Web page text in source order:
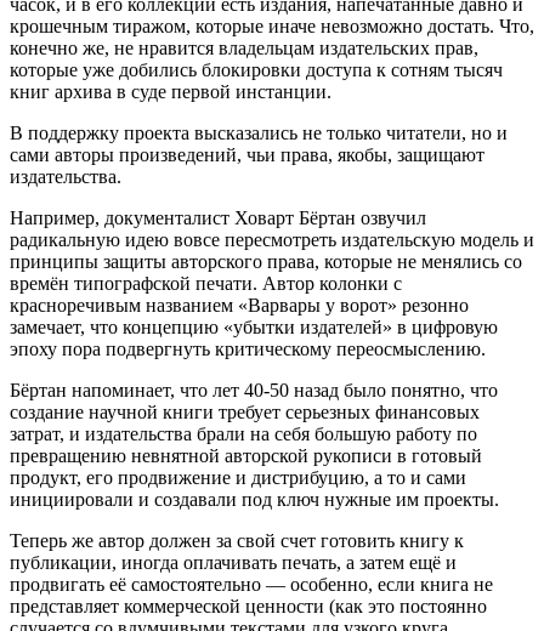
крошечным тиражом, которые иначе невозможно достать. Что,
конечно же, не нравится владельцам издательских прав,
которые уже добились блокировки доступа к сотням тысяч
книг архива в суде первой инстанции.
В поддержку проекта высказались не только читатели, но и
сами авторы произведений, чьи права, якобы, защищают
издательства.
Например, документалист Ховарт Бёртан озвучил
радикальную идею вовсе пересмотреть издательскую модель и
принципы защиты авторского права, которые не менялись со
времён типографской печати. Автор колонки с
красноречивым названием «Варвары у ворот» резонно
замечает, что концепцию «убытки издателей» в цифровую
эпоху пора подвергнуть критическому переосмыслению.
Бёртан напоминает, что лет 40-50 назад было понятно, что
создание научной книги требует серьезных финансовых
затрат, и издательства брали на себя большую работу по
превращению невнятной авторской рукописи в готовый
продукт, его продвижение и дистрибуцию, а то и сами
инициировали и создавали под ключ нужные им проекты.
Теперь же автор должен за свой счет готовить книгу к
публикации, иногда оплачивать печать, а затем ещё и
продвигать её самостоятельно — особенно, если книга не
представляет коммерческой ценности (как это постоянно